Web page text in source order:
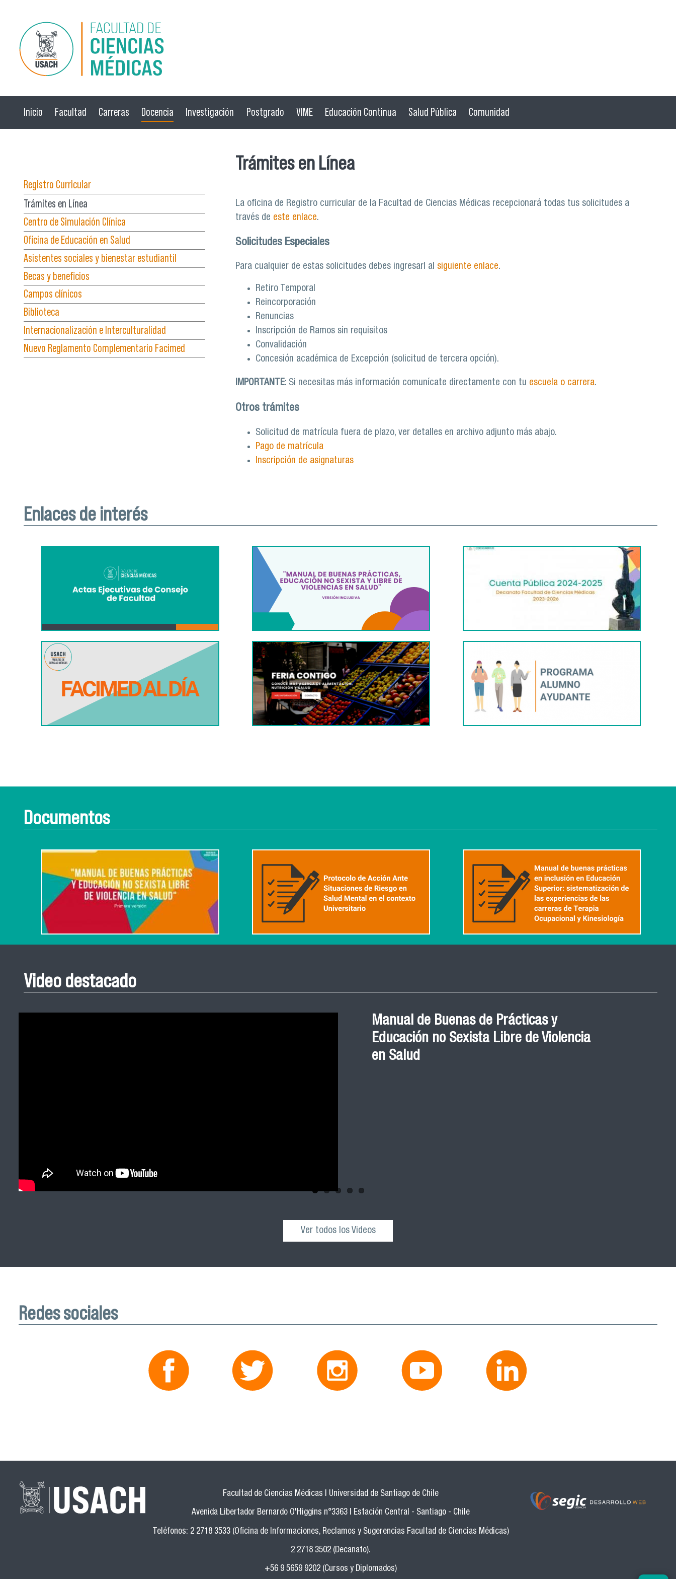
Pasar al contenido principal
Inicio Facultad Carreras Docencia Investigación Postgrado VIME Educación Continua Salud Pública Comunidad
Registro Curricular
Trámites en Línea
Centro de Simulación Clínica
Oficina de Educación en Salud
Asistentes sociales y bienestar estudiantil
Becas y beneficios
Campos clínicos
Biblioteca
Internacionalización e Interculturalidad
Nuevo Reglamento Complementario Facimed
Trámites en Línea
La oficina de Registro curricular de la Facultad de Ciencias Médicas recepcionará todas tus solicitudes a
través de este enlace.
Solicitudes Especiales
Para cualquier de estas solicitudes debes ingresarl al siguiente enlace.
Retiro Temporal
Reincorporación
Renuncias
Inscripción de Ramos sin requisitos
Convalidación
Concesión académica de Excepción (solicitud de tercera opción).
IMPORTANTE: Si necesitas más información comunícate directamente con tu escuela o carrera.
Otros trámites
Solicitud de matrícula fuera de plazo, ver detalles en archivo adjunto más abajo.
Pago de matrícula
Inscripción de asignaturas
Enlaces de interés
Documentos
Video destacado
Manual de Buenas de Prácticas y
Educación no Sexista Libre de Violencia
en Salud
Ver todos los Videos
Redes sociales
Facultad de Ciencias Médicas | Universidad de Santiago de Chile
Avenida Libertador Bernardo O'Higgins n°3363 | Estación Central - Santiago - Chile
Teléfonos: 2 2718 3533 (Oficina de Informaciones, Reclamos y Sugerencias Facultad de Ciencias Médicas)
2 2718 3502 (Decanato).
+56 9 5659 9202 (Cursos y Diplomados)